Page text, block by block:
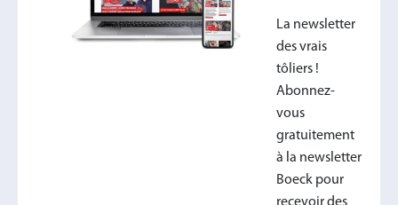
La newsletter
des vrais
tôliers !
Abonnez-
vous
gratuitement
à la newsletter
Boeck pour